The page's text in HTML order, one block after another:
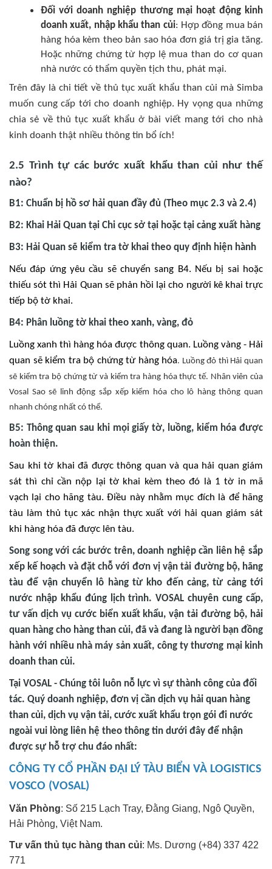
Đối với doanh nghiệp thương mại hoạt động kinh
doanh xuất, nhập khẩu than củi: Hợp đồng mua bán
hàng hóa kèm theo bản sao hóa đơn giá trị gia tăng.
Hoặc những chứng từ hợp lệ mua than do cơ quan
nhà nước có thẩm quyền tịch thu, phát mại.
Trên đây là chi tiết về thủ tục xuất khẩu than củi mà Simba
muốn cung cấp tới cho doanh nghiệp. Hy vọng qua những
chia sẻ về thủ tục xuất khẩu ở bài viết mang tới cho nhà
kinh doanh thật nhiều thông tin bổ ích!
2.5 Trình tự các bước xuất khẩu than củi như thế
nào?
B1: Chuẩn bị hồ sơ hải quan đầy đủ (Theo mục 2.3 và 2.4)
B2: Khai Hải Quan tại Chi cục sở tại hoặc tại cảng xuất hàng
B3: Hải Quan sẽ kiểm tra tờ khai theo quy định hiện hành
Nếu đáp ứng yêu cầu sẽ chuyển sang B4. Nếu bị sai hoặc
thiếu sót thì Hải Quan sẽ phản hồi lại cho người kê khai trực
tiếp bộ tờ khai.
B4: Phân luồng tờ khai theo xanh, vàng, đỏ
Luồng xanh thì hàng hóa được thông quan. Luồng vàng - Hải
quan sẽ kiểm tra bộ chứng từ hàng hóa. Luồng đỏ thì Hải quan
sẽ kiểm tra bộ chứng từ và kiểm tra hàng hóa thực tế. Nhân viên của
Vosal Sao sẽ linh động sắp xếp kiểm hóa cho lô hàng thông quan
nhanh chóng nhất có thể.
B5: Thông quan sau khi mọi giấy tờ, luồng, kiểm hóa được
hoàn thiện.
Sau khi tờ khai đã được thông quan và qua hải quan giám
sát thì chỉ cần nộp lại tờ khai kèm theo đó là 1 tờ in mã
vạch lại cho hãng tàu. Điều này nhằm mục đích là để hãng
tàu làm thủ tục xác nhận thực xuất với hải quan giám sát
khi hàng hóa đã được lên tàu.
Song song với các bước trên, doanh nghiệp cần liên hệ sắp
xếp kế hoạch và đặt chỗ với đơn vị vận tải đường bộ, hãng
tàu để vận chuyển lô hàng từ kho đến cảng, từ cảng tới
nước nhập khẩu đúng lịch trình. VOSAL chuyên cung cấp,
tư vấn dịch vụ cước biển xuất khẩu, vận tải đường bộ, hải
quan hàng cho hàng than củi, đã và đang là người bạn đồng
hành với nhiều nhà máy sản xuất, công ty thương mại kinh
doanh than củi.
Tại VOSAL - Chúng tôi luôn nỗ lực vì sự thành công của đối
tác. Quý doanh nghiệp, đơn vị cần dịch vụ hải quan hàng
than củi, dịch vụ vận tải, cước xuất khẩu trọn gói đi nước
ngoài vui lòng liên hệ theo thông tin dưới đây để nhận
được sự hỗ trợ chu đáo nhất:
CÔNG TY CỔ PHẦN ĐẠI LÝ TÀU BIỂN VÀ LOGISTICS
VOSCO (VOSAL)
Văn Phòng: Số 215 Lạch Tray, Đằng Giang, Ngô Quyền,
Hải Phòng, Việt Nam.
Tư vấn thủ tục hàng than củi: Ms. Dương (+84) 337 422
771